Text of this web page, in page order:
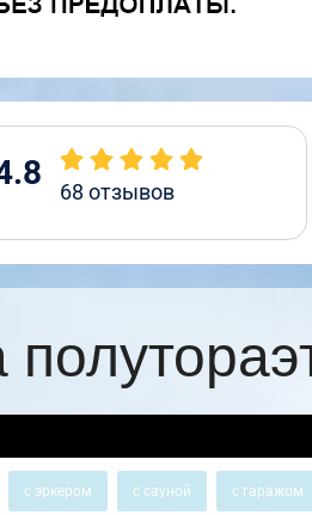
68 отзывов
с эркером с сауной с гаражом